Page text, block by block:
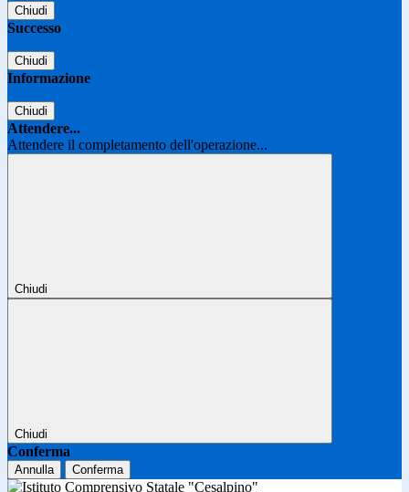
Chiudi
Successo
Chiudi
Informazione
Chiudi
Attendere...
Attendere il completamento dell'operazione...
Chiudi
Chiudi
Conferma
Annulla Conferma